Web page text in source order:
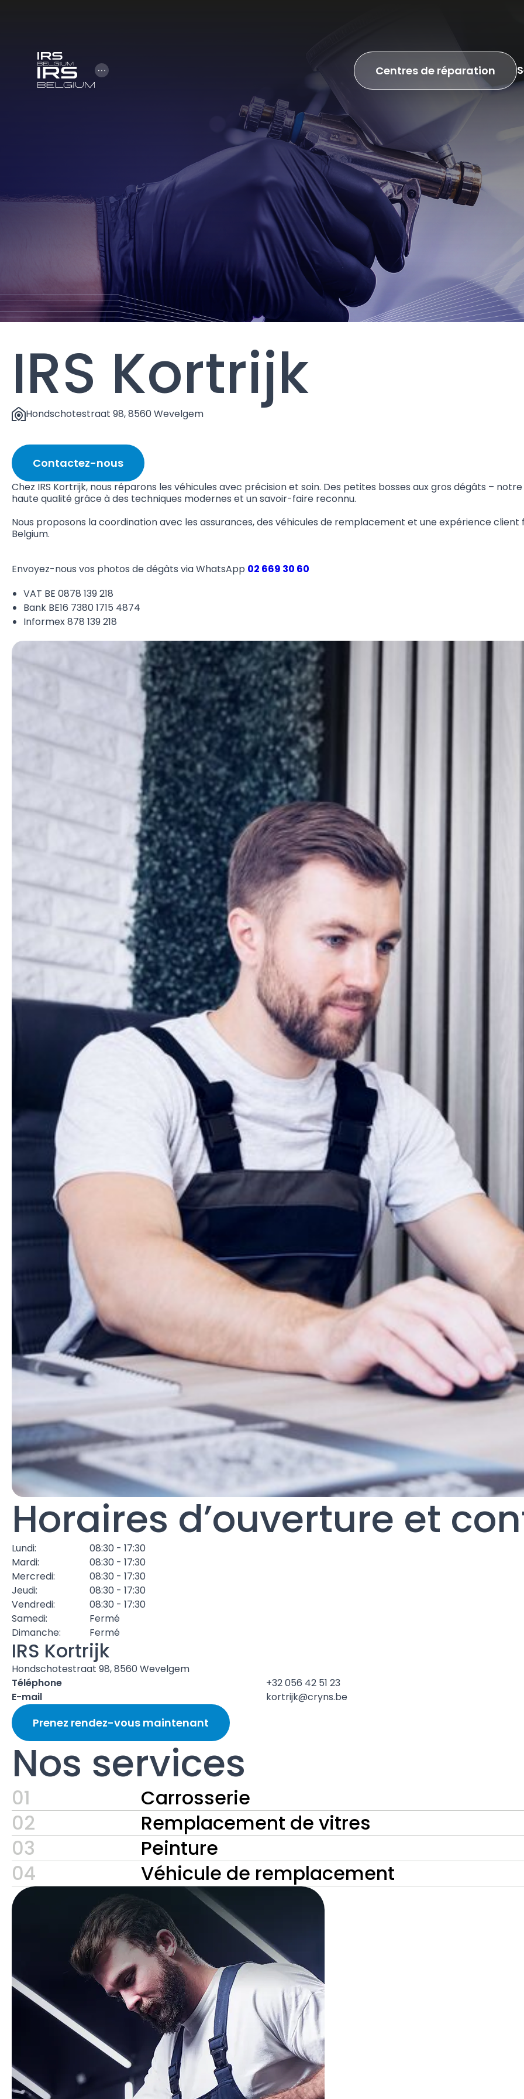
Open Hamburger Menu Centres de réparation
IRS Kortrijk
Hondschotestraat 98, 8560 Wevelgem
Contactez-nous
Chez IRS Kortrijk, nous réparons les véhicules avec précision et soin. Des petites bosses aux gros dégâts –
haute qualité grâce à des techniques modernes et un savoir-faire reconnu.
Nous proposons la coordination avec les assurances, des véhicules de remplacement et une expérience client
Belgium.
Envoyez-nous vos photos de dégâts via WhatsApp 02 669 30 60
VAT BE 0878 139 218
Bank BE16 7380 1715 4874
Informex 878 139 218
Horaires d’ouverture et
Lundi:
08:30 - 17:30
Mardi:
08:30 - 17:30
Mercredi:
08:30 - 17:30
Jeudi:
08:30 - 17:30
Vendredi:
08:30 - 17:30
Samedi:
Fermé
Dimanche:
Fermé
IRS Kortrijk
Hondschotestraat 98, 8560 Wevelgem
Téléphone
+32 056 42 51 23
E-mail
kortrijk@cryns.be
Prenez rendez-vous maintenant
Nos services
01
Carrosserie
02
Remplacement de vitres
03
Peinture
04
Véhicule de remplacement